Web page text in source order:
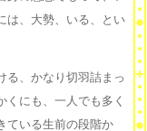
は、大勢、いる、とい
、かなり切羽詰まっ
にも、一人でも多く
ている生前の段階か